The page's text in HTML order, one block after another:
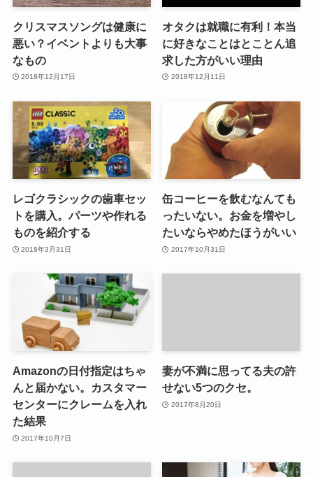
クリスマスソングは健康に
悪い？イベントよりも大事
なもの
2018年12月17日
オタクは就職に有利！本当
に好きなことはとことん追
求した方がいい理由
2018年12月11日
レゴクラシックの歯車セッ
トを購入。パーツや作れる
ものを紹介する
2018年3月31日
缶コーヒーを飲むなんても
ったいない。お金を増やし
たいならやめたほうがいい
2017年10月31日
Amazonの日付指定はちゃ
んと届かない。カスタマー
センターにクレームを入れ
た結果
2017年10月7日
妻が不満に思ってる夫の許
せない5つのクセ。
2017年8月20日